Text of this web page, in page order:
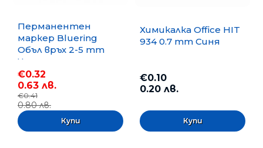
Перманентен
маркер Bluering
Объл връх 2-5 mm
Черен
€0.32
0.63 лв.
€0.41
0.80 лв.
Химикалка Office HIT
934 0.7 mm Синя
€0.10
0.20 лв.